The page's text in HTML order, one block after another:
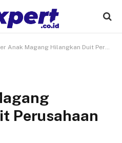
Magang Hilangkan Duit Perusahaan Rp 17,4 Miliar
Perusahaan